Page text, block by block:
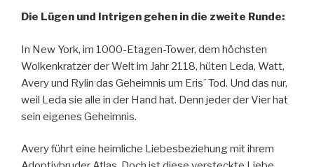
Die Lügen und Intrigen gehen in die zweite Runde:
In New York, im 1000-Etagen-Tower, dem höchsten
Wolkenkratzer der Welt im Jahr 2118, hüten Leda, Watt,
Avery und Rylin das Geheimnis um Eris´ Tod. Und das nur,
weil Leda sie alle in der Hand hat. Denn jeder der Vier hat
sein eigenes Geheimnis.
Avery führt eine heimliche Liebesbeziehung mit ihrem